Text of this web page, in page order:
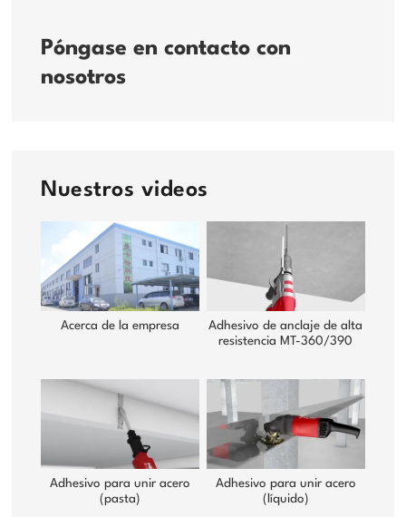
Póngase en contacto con
nosotros
Nuestros videos
Acerca de la empresa
Adhesivo de anclaje de alta
resistencia MT-360/390
Adhesivo para unir acero
(pasta)
Adhesivo para unir acero
(líquido)